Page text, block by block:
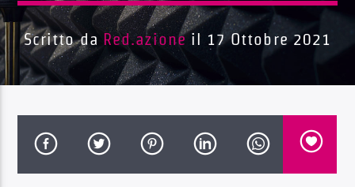
Traccia corrente
Titolo
Artista
Scritto da Red.azioneil 17 Ottobre 2021